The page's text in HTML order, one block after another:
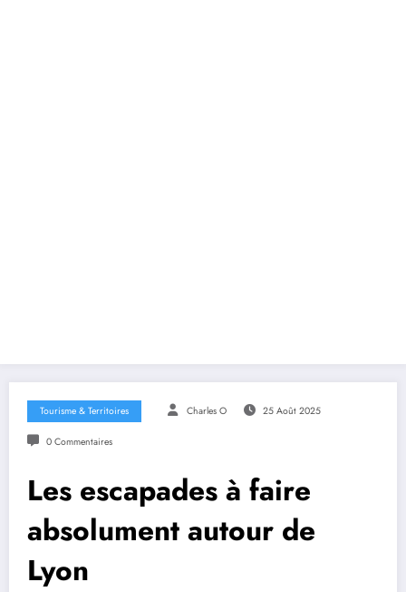
Tourisme & Territoires Charles O 25 Août 2025
0 Commentaires
Les escapades à faire
absolument autour de
Lyon